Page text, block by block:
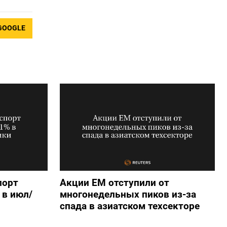
в июл/
Акции ЕМ отступили от
многонедельных пиков из-за
спада в азиатском техсекторе